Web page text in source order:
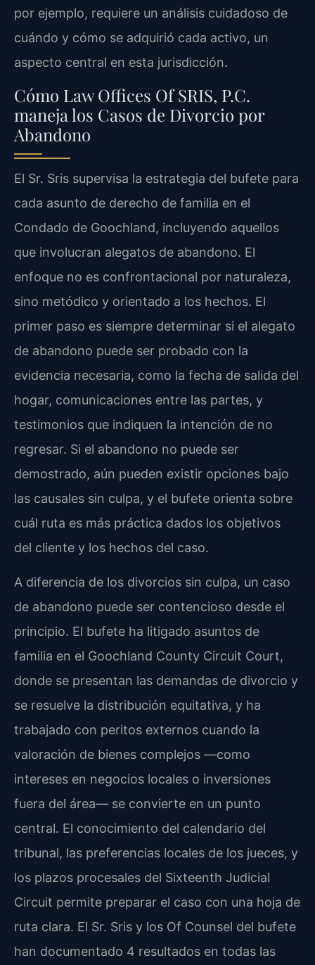
por ejemplo, requiere un análisis cuidadoso de
cuándo y cómo se adquirió cada activo, un
aspecto central en esta jurisdicción.
Cómo Law Offices Of SRIS, P.C.
maneja los Casos de Divorcio por
Abandono
El Sr. Sris supervisa la estrategia del bufete para
cada asunto de derecho de familia en el
Condado de Goochland, incluyendo aquellos
que involucran alegatos de abandono. El
enfoque no es confrontacional por naturaleza,
sino metódico y orientado a los hechos. El
primer paso es siempre determinar si el alegato
de abandono puede ser probado con la
evidencia necesaria, como la fecha de salida del
hogar, comunicaciones entre las partes, y
testimonios que indiquen la intención de no
regresar. Si el abandono no puede ser
demostrado, aún pueden existir opciones bajo
las causales sin culpa, y el bufete orienta sobre
cuál ruta es más práctica dados los objetivos
del cliente y los hechos del caso.
A diferencia de los divorcios sin culpa, un caso
de abandono puede ser contencioso desde el
principio. El bufete ha litigado asuntos de
familia en el Goochland County Circuit Court,
donde se presentan las demandas de divorcio y
se resuelve la distribución equitativa, y ha
trabajado con peritos externos cuando la
valoración de bienes complejos —como
intereses en negocios locales o inversiones
fuera del área— se convierte en un punto
central. El conocimiento del calendario del
tribunal, las preferencias locales de los jueces, y
los plazos procesales del Sixteenth Judicial
Circuit permite preparar el caso con una hoja de
ruta clara. El Sr. Sris y los Of Counsel del bufete
han documentado 4 resultados en todas las